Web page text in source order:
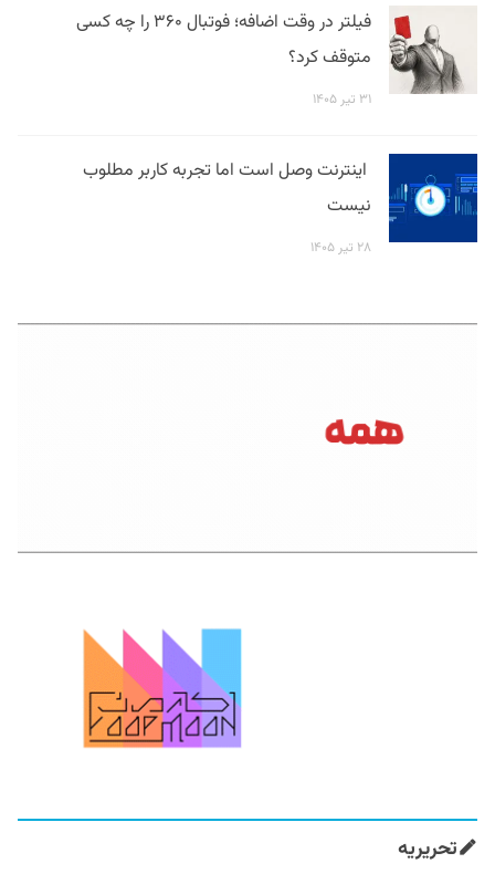
فیلتر در وقت اضافه؛ فوتبال ۳۶۰ را چه کسی
متوقف کرد؟
۳۱ تیر ۱۴۰۵
اینترنت وصل است اما تجربه کاربر مطلوب
نیست
۲۸ تیر ۱۴۰۵
تحریریه